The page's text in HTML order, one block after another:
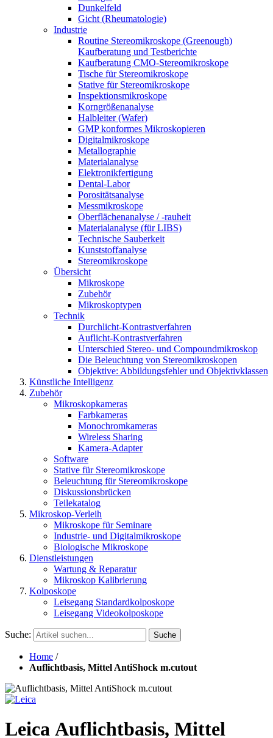
Dunkelfeld
Gicht (Rheumatologie)
Industrie
Routine Stereomikroskope (Greenough)
Kaufberatung und Testberichte
Kaufberatung CMO-Stereomikroskope
Tische für Stereomikroskope
Stative für Stereomikroskope
Inspektionsmikroskope
Korngrößenanalyse
Halbleiter (Wafer)
GMP konformes Mikroskopieren
Digitalmikroskope
Metallographie
Materialanalyse
Elektronikfertigung
Dental-Labor
Porositätsanalyse
Messmikroskope
Oberflächenanalyse / -rauheit
Materialanalyse (für LIBS)
Technische Sauberkeit
Kunststoffanalyse
Stereomikroskope
Übersicht
Mikroskope
Zubehör
Mikroskoptypen
Technik
Durchlicht-Kontrastverfahren
Auflicht-Kontrastverfahren
Unterschied Stereo- und Compoundmikroskop
Die Beleuchtung von Stereomikroskopen
Objektive: Abbildungsfehler und Objektivklassen
Künstliche Intelligenz
Zubehör
Mikroskopkameras
Farbkameras
Monochromkameras
Wireless Sharing
Kamera-Adapter
Software
Stative für Stereomikroskope
Beleuchtung für Stereomikroskope
Diskussionsbrücken
Teilekatalog
Mikroskop-Verleih
Mikroskope für Seminare
Industrie- und Digitalmikroskope
Biologische Mikroskope
Dienstleistungen
Wartung & Reparatur
Mikroskop Kalibrierung
Kolposkope
Leisegang Standardkolposkope
Leisegang Videokolposkope
Suche: Suche
Home /
Auflichtbasis, Mittel AntiShock m.cutout
Leica Auflichtbasis, Mittel